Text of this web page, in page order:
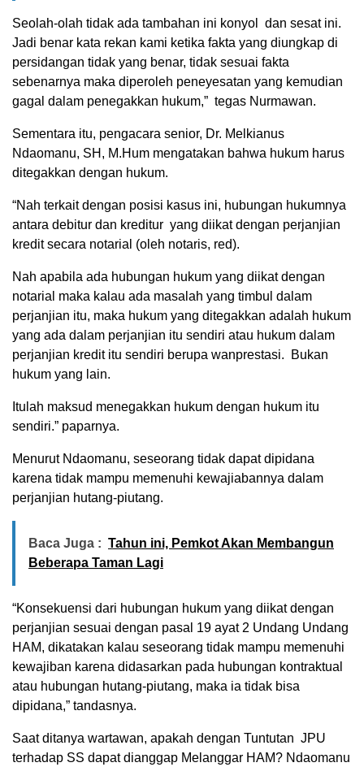
Seolah-olah tidak ada tambahan ini konyol dan sesat ini.
Jadi benar kata rekan kami ketika fakta yang diungkap di
persidangan tidak yang benar, tidak sesuai fakta
sebenarnya maka diperoleh peneyesatan yang kemudian
gagal dalam penegakkan hukum,” tegas Nurmawan.
Sementara itu, pengacara senior, Dr. Melkianus
Ndaomanu, SH, M.Hum mengatakan bahwa hukum harus
ditegakkan dengan hukum.
“Nah terkait dengan posisi kasus ini, hubungan hukumnya
antara debitur dan kreditur yang diikat dengan perjanjian
kredit secara notarial (oleh notaris, red).
Nah apabila ada hubungan hukum yang diikat dengan
notarial maka kalau ada masalah yang timbul dalam
perjanjian itu, maka hukum yang ditegakkan adalah hukum
yang ada dalam perjanjian itu sendiri atau hukum dalam
perjanjian kredit itu sendiri berupa wanprestasi. Bukan
hukum yang lain.
Itulah maksud menegakkan hukum dengan hukum itu
sendiri.” paparnya.
Menurut Ndaomanu, seseorang tidak dapat dipidana
karena tidak mampu memenuhi kewajiabannya dalam
perjanjian hutang-piutang.
Baca Juga : Tahun ini, Pemkot Akan Membangun
Beberapa Taman Lagi
“Konsekuensi dari hubungan hukum yang diikat dengan
perjanjian sesuai dengan pasal 19 ayat 2 Undang Undang
HAM, dikatakan kalau seseorang tidak mampu memenuhi
kewajiban karena didasarkan pada hubungan kontraktual
atau hubungan hutang-piutang, maka ia tidak bisa
dipidana,” tandasnya.
Saat ditanya wartawan, apakah dengan Tuntutan JPU
terhadap SS dapat dianggap Melanggar HAM? Ndaomanu